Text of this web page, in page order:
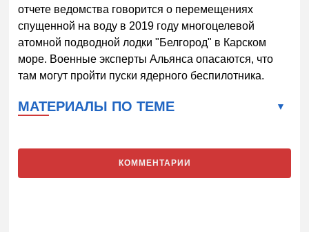
отчете ведомства говорится о перемещениях
спущенной на воду в 2019 году многоцелевой
атомной подводной лодки "Белгород" в Карском
море. Военные эксперты Альянса опасаются, что
там могут пройти пуски ядерного беспилотника.
МАТЕРИАЛЫ ПО ТЕМЕ
КОММЕНТАРИИ